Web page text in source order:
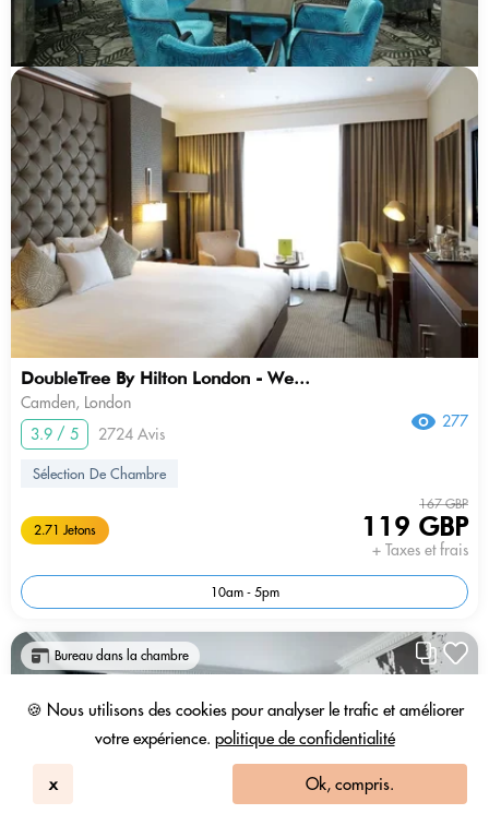
🍪 Nous utilisons des cookies pour analyser le trafic et améliorer
votre expérience. politique de confidentialité
x Ok, compris.
DoubleTree By Hilton London - We...
Camden, London
3.9 / 5
2724 Avis
277
Sélection De Chambre
2.71 Jetons
167 GBP
119 GBP
+ Taxes et frais
10am - 5pm
Bureau dans la chambre